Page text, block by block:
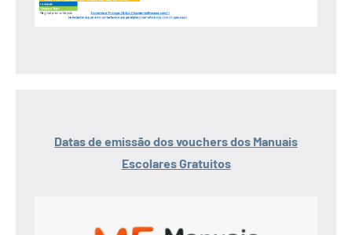
Datas de emissão dos vouchers dos Manuais
Escolares Gratuitos